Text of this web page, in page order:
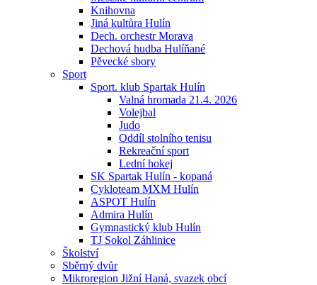
Knihovna
Jiná kultůra Hulín
Dech. orchestr Morava
Dechová hudba Hulíňané
Pěvecké sbory
Sport
Sport. klub Spartak Hulín
Valná hromada 21.4. 2026
Volejbal
Judo
Oddíl stolního tenisu
Rekreační sport
Lední hokej
SK Spartak Hulín - kopaná
Cykloteam MXM Hulín
ASPOT Hulín
Admira Hulín
Gymnastický klub Hulín
TJ Sokol Záhlinice
Školství
Sběrný dvůr
Mikroregion Jižní Haná, svazek obcí